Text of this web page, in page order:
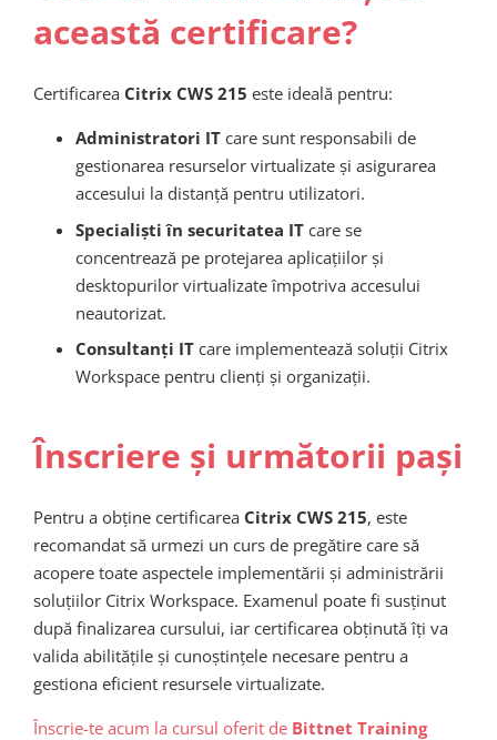
această certificare?
Certificarea Citrix CWS 215 este ideală pentru:
Administratori ITcare sunt responsabili de
gestionarea resurselor virtualizate și asigurarea
accesului la distanță pentru utilizatori.
Specialiști în securitatea ITcare se
concentrează pe protejarea aplicațiilor și
desktopurilor virtualizate împotriva accesului
neautorizat.
Consultanți ITcare implementează soluții Citrix
Workspace pentru clienți și organizații.
Înscriere și următorii pași
Pentru a obține certificarea Citrix CWS 215, este
recomandat să urmezi un curs de pregătire care să
acopere toate aspectele implementării și administrării
soluțiilor Citrix Workspace. Examenul poate fi susținut
după finalizarea cursului, iar certificarea obținută îți va
valida abilitățile și cunoștințele necesare pentru a
gestiona eficient resursele virtualizate.
Înscrie-te acum la cursul oferit de Bittnet Training